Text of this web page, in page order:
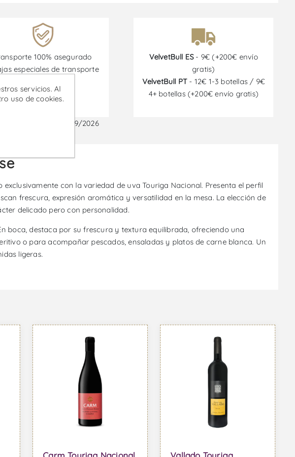
100% asegurado
especiales de transporte
VelvetBull ES- 9€ (+200€ envío
gratis)
VelvetBull PT - 12€ 1-3 botellas / 9€
4+ botellas (+200€ envío gratis)
2026 hasta el 30/09/2026
con la variedad de uva Touriga Nacional. Presenta el perfil
frescura, expresión aromática y versatilidad en la mesa. La elección de
delicado pero con personalidad.
boca, destaca por su frescura y textura equilibrada, ofreciendo una
o para acompañar pescados, ensaladas y platos de carne blanca. Un
ligeras.
servicios. Al
uso de cookies.